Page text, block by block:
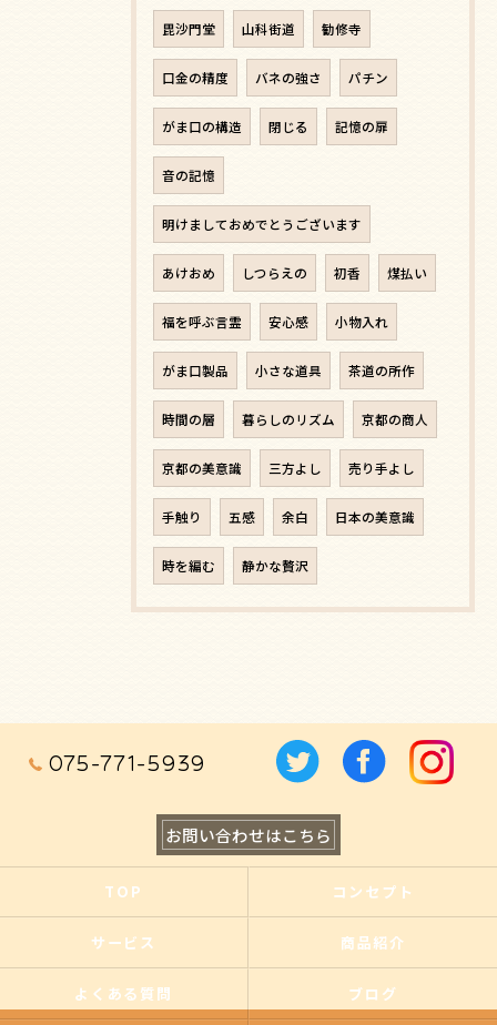
毘沙門堂 山科街道 勧修寺
口金の精度 バネの強さ パチン
がま口の構造 閉じる 記憶の扉
音の記憶
明けましておめでとうございます
あけおめ しつらえの 初香 煤払い
福を呼ぶ言霊 安心感 小物入れ
がま口製品 小さな道具 茶道の所作
時間の層 暮らしのリズム 京都の商人
京都の美意識 三方よし 売り手よし
手触り 五感 余白 日本の美意識
時を編む 静かな贅沢
075-771-5939
お問い合わせはこちら
TOP コンセプト
サービス 商品紹介
よくある質問 ブログ